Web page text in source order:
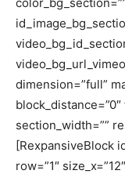
dimension=”full”
section_width=””
[RexpansiveBlock
row=”1″